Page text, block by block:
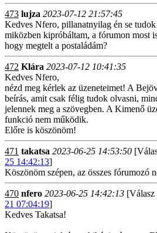
473 lujza 2023-07-12 21:57:45
Kedves Nfero, pillanatnyilag én se
miközben kipróbáltam, a fórumon most
hogy megtelt a postaládám?
472 Klára 2023-07-12 10:41:35
Kedves Nfero,
nézd meg kérlek az üzeneteimet! A
beírás, amit csak félig tudok olvasni,
jelennek meg a szövegben. A Kimenő
funkció nem működik.
Előre is köszönöm!
471 takatsa 2023-06-25 14:53:50
25 14:42:13]
Köszönöm szépen, az összes fórumozó
470 nfero 2023-06-25 14:42:13 [Válasz
21 07:04:19]
Kedves Takatsa!